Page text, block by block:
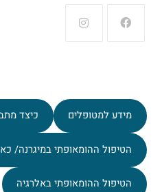
מידע למטופלים כיצד
הטיפול ההומאופתי במיגרנה/
הטיפול ההומאופתי באלרגיה